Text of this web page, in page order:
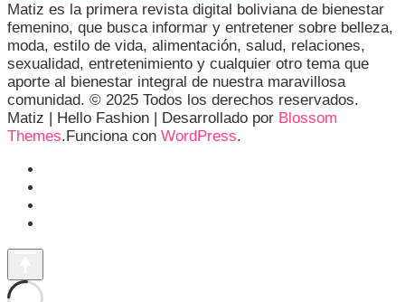
Matiz es la primera revista digital boliviana de bienestar
femenino, que busca informar y entretener sobre belleza,
moda, estilo de vida, alimentación, salud, relaciones,
sexualidad, entretenimiento y cualquier otro tema que
aporte al bienestar integral de nuestra maravillosa
comunidad. © 2025 Todos los derechos reservados.
Matiz |
Hello Fashion | Desarrollado por Blossom
Themes.Funciona con WordPress.